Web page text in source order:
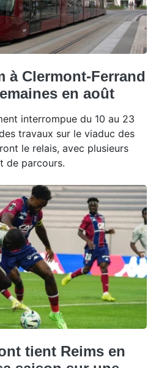
à Clermont-Ferrand
en août
interrompue du 10 au 23
travaux sur le viaduc des
le relais, avec plusieurs
de parcours.
tient Reims en